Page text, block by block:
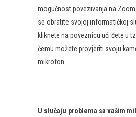
mogućnost povezivanja na
se obratite svojoj informatičkoj
kliknete na poveznicu ući ćete u
čemu možete provjeriti svoju
mikrofon.
U slučaju problema sa vašim